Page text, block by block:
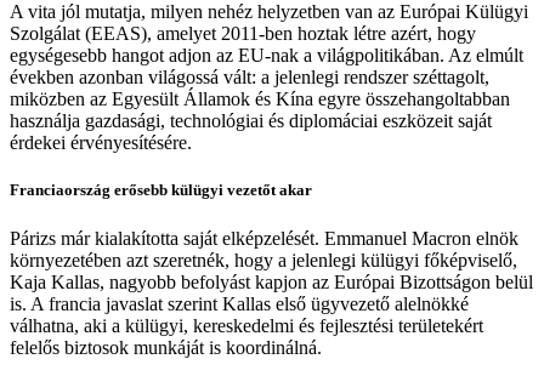
A vita jól mutatja, milyen nehéz helyzetben van az Európai Külügyi
Szolgálat (EEAS), amelyet 2011-ben hoztak létre azért, hogy
egységesebb hangot adjon az EU-nak a világpolitikában. Az elmúlt
években azonban világossá vált: a jelenlegi rendszer széttagolt,
miközben az Egyesült Államok és Kína egyre összehangoltabban
használja gazdasági, technológiai és diplomáciai eszközeit saját
érdekei érvényesítésére.
Franciaország erősebb külügyi vezetőt akar
Párizs már kialakította saját elképzelését. Emmanuel Macron elnök
környezetében azt szeretnék, hogy a jelenlegi külügyi főképviselő,
Kaja Kallas, nagyobb befolyást kapjon az Európai Bizottságon belül
is. A francia javaslat szerint Kallas első ügyvezető alelnökké
válhatna, aki a külügyi, kereskedelmi és fejlesztési területekért
felelős biztosok munkáját is koordinálná.